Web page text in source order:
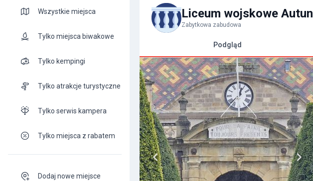
Wszystkie miejsca
Tylko miejsca biwakowe
Tylko kempingi
Tylko atrakcje turystyczne
Tylko serwis kampera
Tylko miejsca z rabatem
Dodaj nowe miejsce
Liceum wojskowe Autun
Zabytkowa zabudowa
Podgląd